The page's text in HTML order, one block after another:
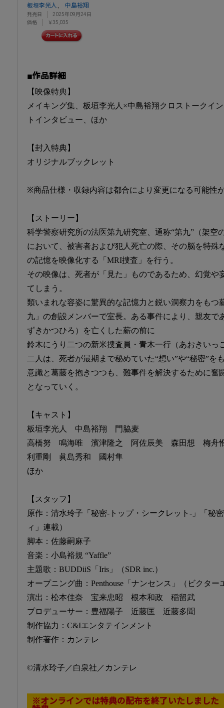
板垣李光人
中島裕翔
発売日
2025年09月24日
価格
￥35,035
■作品詳細
【映像特典】
メイキング集、板垣李光人×中島裕翔クロストークイ
トインタビュー、ほか
【封入特典】
オリジナルブックレット
※商品仕様・収録内容は都合により変更になる可能性
【ストーリー】
科学警察研究所の法医第九研究室、通称“第九”（架空
において、被害者および犯人死亡の際、その脳を特殊
の記憶を映像化する「MRI捜査」を行う。
その映像は、死者が「見た」ものであるため、幻覚や
てしまう。
類いまれな容姿に驚異的な記憶力と鋭い洞察力をもつ
九」の創設メンバーで室長。ある事件により、親友で
ずきかつひろ）を亡くした薪の前に
鈴木にうり二つの新米捜査員・青木一行（あおきいっ
二人は、死者が最期まで秘めていた“想い”や“秘密”を
意識と葛藤を抱きつつも、難事件を解決するために奮
となっていく。
【キャスト】
板垣李光人 中島裕翔 門脇麦
高橋努 鳴海唯 濱津隆之 阿佐辰美 森田想 梅舟
利重剛 眞島秀和 國村隼
ほか
【スタッフ】
原作：清水玲子「秘密-トップ・シークレット-」「秘
ィ」連載）
脚本：佐藤嗣麻子
音楽：小島裕規 “Yaffle”
主題歌：BUDDiiS「Iris」（SDR inc.）
オープニング曲：Penthouse「ナンセンス」（ビクタ
演出：松本佳奈 宝来忠昭 根本和政 稲留武
プロデューサー：豊福陽子 近藤匡 近藤多聞
制作協力：C&Iエンタテインメント
制作著作：カンテレ
©清水玲子／白泉社／カンテレ
※オンラインでは特典の配布を終了いたしました